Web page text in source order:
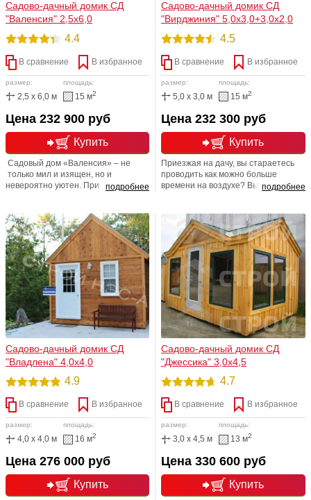
Садово-дачный домик СД
"Валенсия" 2,5х6,0
4.4
В сравнение В избранное
размер:
2,5 x 6,0 м
площадь:
15 м2
Купить
Цена 232 900 руб
подробнее
Садовый дом «Валенсия» – не
только мил и изящен, но и
невероятно уютен. При этом,
использования. В отделке
преобладают теплые и светлые
тона натурального дерева – внутри
домик обшит целиковой хвойной
вагонкой, наполняющей комнату
приятным ароматом соснового
бора. Мы рады радовать Вас!
Садово-дачный домик СД
"Вирджиния" 5,0х3,0+3,0х2,0
4.5
В сравнение В избранное
размер:
5,0 x 3,0 м
площадь:
15 м2
Купить
Цена 232 300 руб
подробнее
Приезжая на дачу, вы стараетесь
проводить как можно больше
времени на воздухе? Вы гордитесь
постройками? Установите
компактный дачный домик
«Вирджиния»: он не займет много
места, а благодаря большим окнам
вы сможете наслаждаться видом
вашего сада из любой комнаты.
Садово-дачный домик СД
"Владлена" 4,0х4,0
4.9
В сравнение В избранное
размер:
4,0 x 4,0 м
площадь:
16 м2
Купить
Цена 276 000 руб
Садово-дачный домик СД
"Джессика" 3,0х4,5
4.7
В сравнение В избранное
размер:
3,0 x 4,5 м
площадь:
13 м2
Купить
Цена 330 600 руб